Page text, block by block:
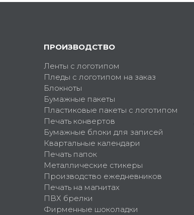
ПРОИЗВОДСТВО
Ленты с логотипом
Пледы с логотипом на заказ
Блокноты
Бумажные пакеты
Пластиковые пакеты с логотипом
Печать конвертов
Бумажные блоки для записей
Квартальные календари
Печать папок
Металлические стикеры
Производство ежедневников
Печать на магнитах
ПВХ брелки
Фирменные шоколадки